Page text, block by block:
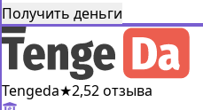
Получить деньги
Tengeda★2,52 отзыва